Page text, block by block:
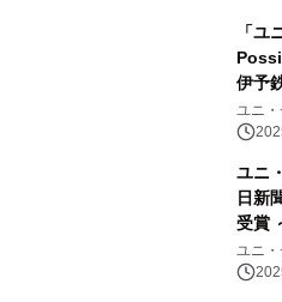
「
Possibilities”
伊予
媛県
の実
ユニ
ユニ
日新
受賞
ルプ
ユニ